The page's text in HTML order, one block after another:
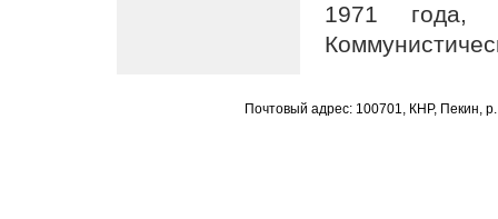
1971 года,
Почтовый адрес: 100701, КНР, Пекин,